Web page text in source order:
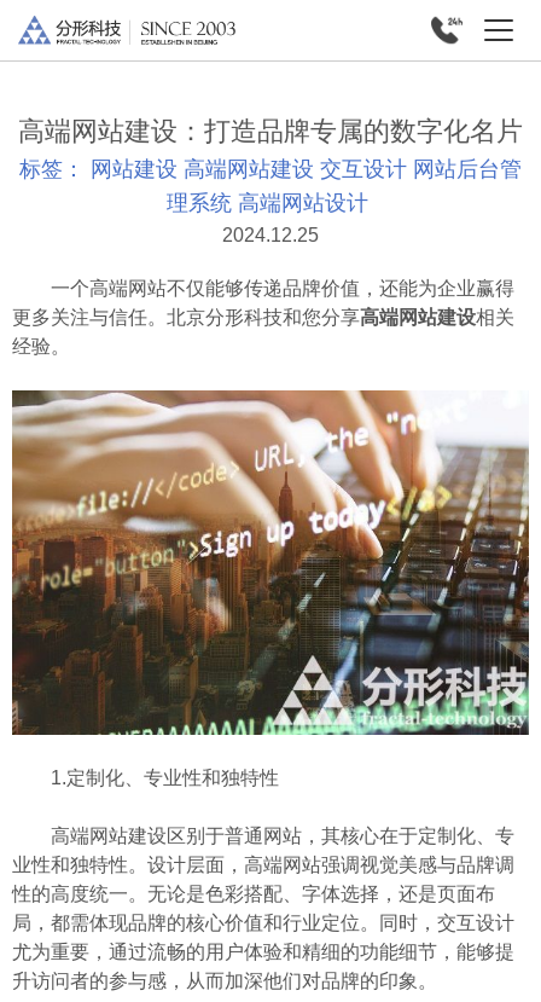
高端网站建设：打造品牌专属的数字化名片
标签： 网站建设 高端网站建设 交互设计 网站后台管
理系统 高端网站设计
2024.12.25
一个高端网站不仅能够传递品牌价值，还能为企业赢得
更多关注与信任。北京分形科技和您分享高端网站建设相关
经验。
1.定制化、专业性和独特性
高端网站建设区别于普通网站，其核心在于定制化、专
业性和独特性。设计层面，高端网站强调视觉美感与品牌调
性的高度统一。无论是色彩搭配、字体选择，还是页面布
局，都需体现品牌的核心价值和行业定位。同时，交互设计
尤为重要，通过流畅的用户体验和精细的功能细节，能够提
升访问者的参与感，从而加深他们对品牌的印象。